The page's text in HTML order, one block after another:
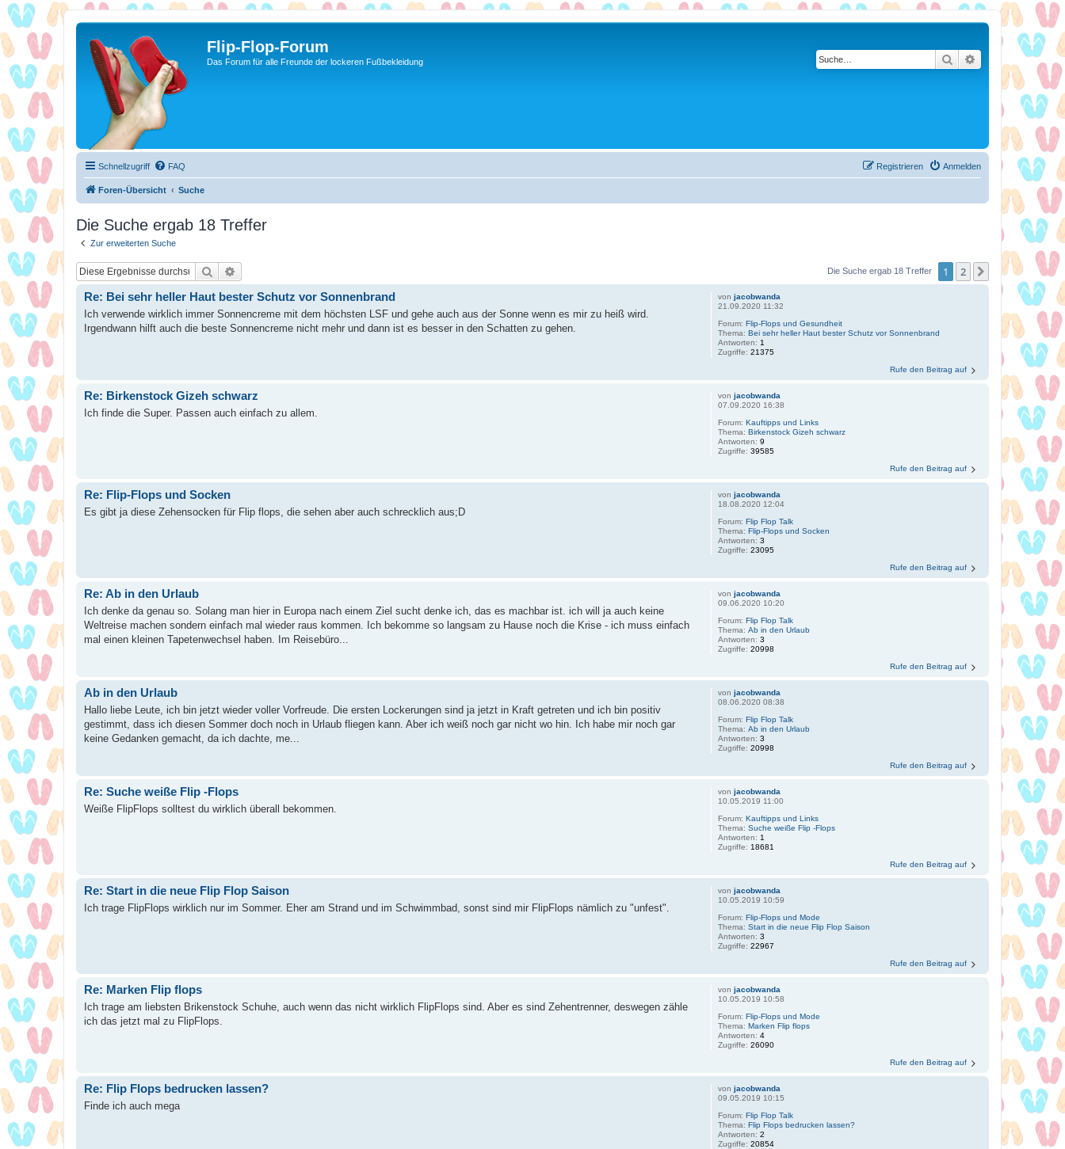
Flip-Flop-Forum
Das Forum für alle Freunde der lockeren Fußbekleidung Suche Erweiterte Suche
Schnellzugriff FAQ Anmelden
Registrieren
Foren-Übersicht Suche
Die Suche ergab 18 Treffer
Zur erweiterten Suche
Suche Die Suche ergab 18 Treffer 1 2 Nächste
vonjacobwanda
21.09.2020 11:32
Forum:Flip-Flops und Gesundheit
Thema:Bei sehr heller Haut bester Schutz vor Sonnenbrand
Antworten: 1
Zugriffe:21375
Re: Bei sehr heller Haut bester Schutz vor Sonnenbrand
Ich verwende wirklich immer Sonnencreme mit dem höchsten LSF und gehe auch aus der Sonne wenn es mir zu heiß wird.
Irgendwann hilft auch die beste Sonnencreme nicht mehr und dann ist es besser in den Schatten zu gehen.
Rufe den Beitrag auf
vonjacobwanda
07.09.2020 16:38
Forum:Kauftipps und Links
Thema:Birkenstock Gizeh schwarz
Antworten:9
Zugriffe:39585
Re: Birkenstock Gizeh schwarz
Ich finde die Super. Passen auch einfach zu allem.
Rufe den Beitrag auf
vonjacobwanda
18.08.2020 12:04
Forum:Flip Flop Talk
Thema:Flip-Flops und Socken
Antworten:3
Zugriffe:23095
Re: Flip-Flops und Socken
Es gibt ja diese Zehensocken für Flip flops, die sehen aber auch schrecklich aus;D
Rufe den Beitrag auf
vonjacobwanda
09.06.2020 10:20
Forum:Flip Flop Talk
Thema:Ab in den Urlaub
Antworten:3
Zugriffe:20998
Re: Ab in den Urlaub
Ich denke da genau so. Solang man hier in Europa nach einem Ziel sucht denke ich, das es machbar ist. ich will ja auch keine
Weltreise machen sondern einfach mal wieder raus kommen. Ich bekomme so langsam zu Hause noch die Krise - ich muss einfach
mal einen kleinen Tapetenwechsel haben. Im Reisebüro...
Rufe den Beitrag auf
vonjacobwanda
08.06.2020 08:38
Forum:Flip Flop Talk
Thema:Ab in den Urlaub
Antworten:3
Zugriffe:20998
Ab in den Urlaub
Hallo liebe Leute, ich bin jetzt wieder voller Vorfreude. Die ersten Lockerungen sind ja jetzt in Kraft getreten und ich bin positiv
gestimmt, dass ich diesen Sommer doch noch in Urlaub fliegen kann. Aber ich weiß noch gar nicht wo hin. Ich habe mir noch gar
keine Gedanken gemacht, da ich dachte, me...
Rufe den Beitrag auf
vonjacobwanda
10.05.2019 11:00
Forum:Kauftipps und Links
Thema:Suche weiße Flip -Flops
Antworten: 1
Zugriffe: 18681
Re: Suche weiße Flip -Flops
Weiße FlipFlops solltest du wirklich überall bekommen.
Rufe den Beitrag auf
vonjacobwanda
10.05.2019 10:59
Forum:Flip-Flops und Mode
Thema:Start in die neue Flip Flop Saison
Antworten:3
Zugriffe:22967
Re: Start in die neue Flip Flop Saison
Ich trage FlipFlops wirklich nur im Sommer. Eher am Strand und im Schwimmbad, sonst sind mir FlipFlops nämlich zu "unfest".
Rufe den Beitrag auf
vonjacobwanda
10.05.2019 10:58
Forum:Flip-Flops und Mode
Thema:Marken Flip flops
Antworten:4
Zugriffe:26090
Re: Marken Flip flops
Ich trage am liebsten Brikenstock Schuhe, auch wenn das nicht wirklich FlipFlops sind. Aber es sind Zehentrenner, deswegen zähle
ich das jetzt mal zu FlipFlops.
Rufe den Beitrag auf
vonjacobwanda
09.05.2019 10:15
Forum:Flip Flop Talk
Thema:Flip Flops bedrucken lassen?
Antworten:2
Zugriffe:20854
Re: Flip Flops bedrucken lassen?
Finde ich auch mega